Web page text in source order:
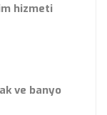
hizmeti
ve banyo